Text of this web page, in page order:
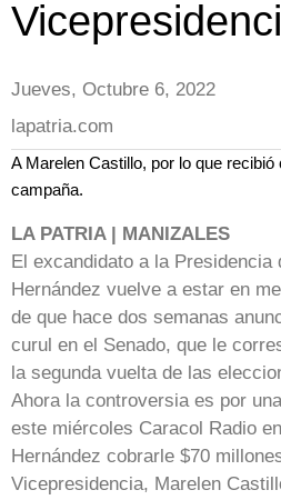
Jueves, Octubre 6, 2022
lapatria.com
A Marelen Castillo, por lo que
campaña.
LA PATRIA | MANIZALES
El excandidato a la Presidencia
Hernández vuelve a estar en
de que hace dos semanas
curul en el Senado, que le
la segunda vuelta de las
Ahora la controversia es por
este miércoles Caracol Radio
Hernández cobrarle $70
Vicepresidencia, Marelen